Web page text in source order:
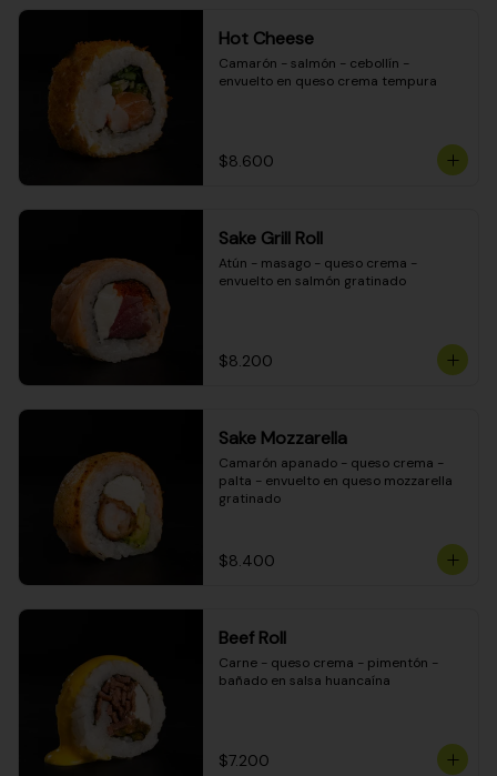
Hot Cheese
Camarón - salmón - cebollín -
envuelto en queso crema tempura
$8.600
Sake Grill Roll
Atún - masago - queso crema -
envuelto en salmón gratinado
$8.200
Sake Mozzarella
Camarón apanado - queso crema -
palta - envuelto en queso mozzarella
gratinado
$8.400
Beef Roll
Carne - queso crema - pimentón -
bañado en salsa huancaína
$7.200